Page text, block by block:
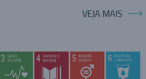
VEJA MAIS